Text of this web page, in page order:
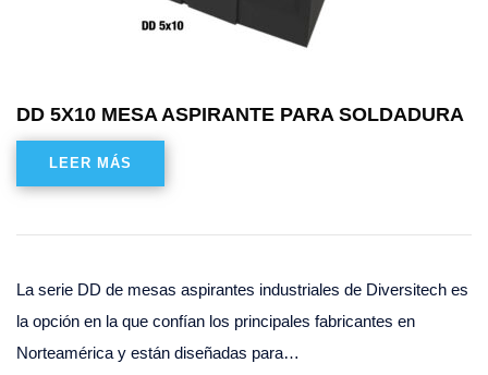
DD 5X10 MESA ASPIRANTE PARA SOLDADURA
LEER MÁS
La serie DD de mesas aspirantes industriales de Diversitech es
la opción en la que confían los principales fabricantes en
Norteamérica y están diseñadas para…